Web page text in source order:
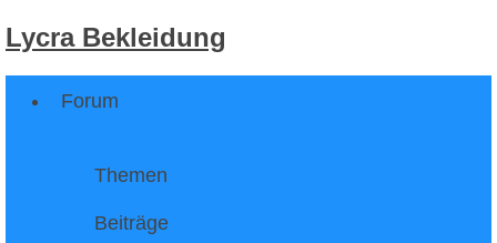
Lycra Bekleidung
Forum
Themen
Beiträge